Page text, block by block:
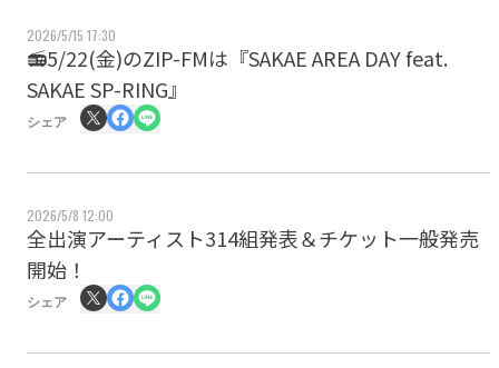
2026/5/15 17:30
📻5/22(金)のZIP-FMは『SAKAE AREA DAY feat.
SAKAE SP-RING』
シェア
2026/5/8 12:00
全出演アーティスト314組発表＆チケット一般発売
開始！
シェア